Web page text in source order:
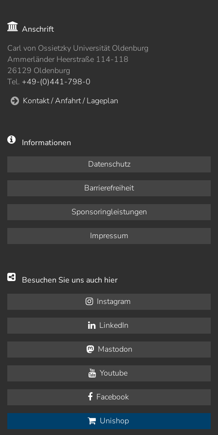
Anschrift
Carl von Ossietzky Universität Oldenburg
Ammerländer Heerstraße 114-118
26129 Oldenburg
Tel. +49-(0)441-798-0
Kontakt / Anfahrt / Lageplan
Informationen
Datenschutz
Barrierefreiheit
Sponsoringleistungen
Impressum
Besuchen Sie uns auch hier
Instagram
LinkedIn
Mastodon
Youtube
Facebook
Unishop